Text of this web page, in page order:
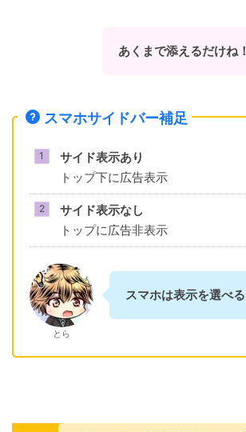
あくまで添えるだけね！
スマホサイドバー補足
サイド表示あり
トップ下に広告表示
サイド表示なし
トップに広告非表示
とら
スマホは表示を選べる